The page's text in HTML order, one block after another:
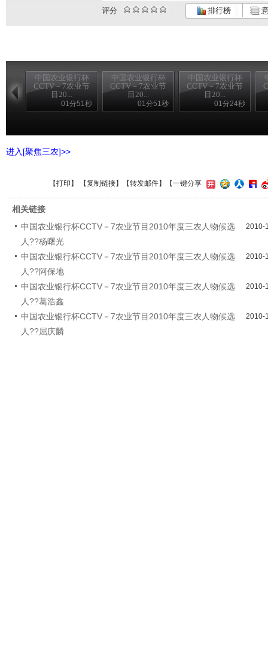
评分 排行榜
中国农业银行杯
CCTV－7农业节
目20...
01分51秒
中国农业银行杯
CCTV－7农业节
目20...
01分51秒
中国农业银行杯
CCTV－7农业节
目20...
01分24秒
进入[聚焦三农]>>
【打印 】 【复制链接】【转发邮件】 【一键分享
相关链接
中国农业银行杯CCTV－7农业节目2010年度三农人物候选
人??杨曙光
2010-
中国农业银行杯CCTV－7农业节目2010年度三农人物候选
人??阿保地
2010-
中国农业银行杯CCTV－7农业节目2010年度三农人物候选
人??葛浩鑫
2010-
中国农业银行杯CCTV－7农业节目2010年度三农人物候选
人??屈庆麟
2010-